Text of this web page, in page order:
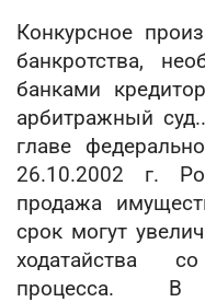
Конкурсное
банкротства,
банками
арбитражный
главе
26.10.2002 г.
продажа
срок могут
ходатайства
процесса. В